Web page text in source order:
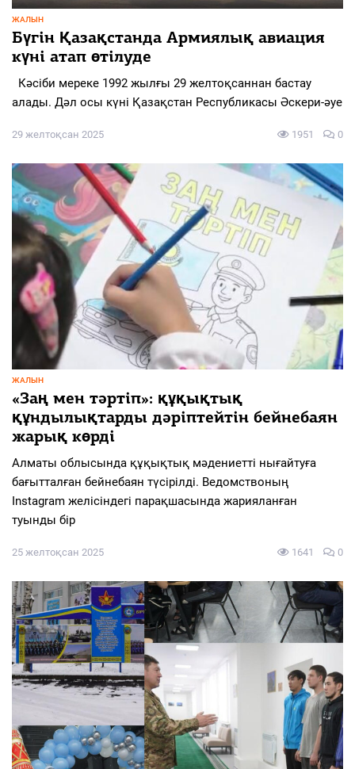
ЖАЛЫН
Бүгін Қазақстанда Армиялық авиация
күні атап өтілуде
Кәсіби мереке 1992 жылғы 29 желтоқсаннан бастау
алады. Дәл осы күні Қазақстан Республикасы Әскери-әуе
29 желтоқсан 2025 1951 0
ЖАЛЫН
«Заң мен тәртіп»: құқықтық
құндылықтарды дәріптейтін бейнебаян
жарық көрді
Алматы облысында құқықтық мәдениетті нығайтуға
бағытталған бейнебаян түсірілді. Ведомствоның
Instagram желісіндегі парақшасында жарияланған
туынды бір
25 желтоқсан 2025 1641 0